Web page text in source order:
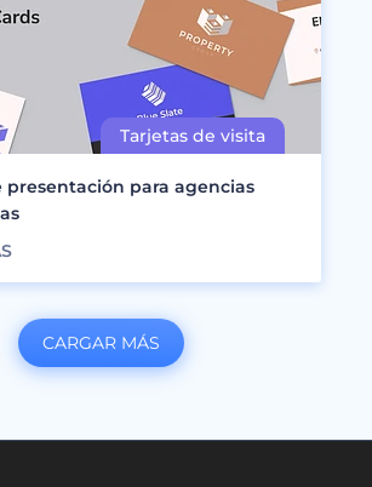
presentación para agencias
CARGAR MÁS